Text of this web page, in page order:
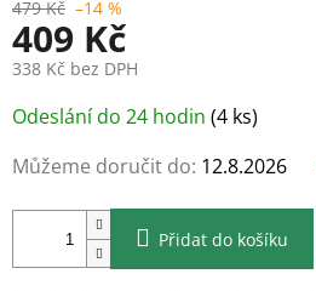
479 Kč –14 %
409 Kč
338 Kč bez DPH
Měrná
cena:
Odeslání do 24 hodin (4 ks)
Můžeme doručit do: 12.8.2026
Přidat do košíku